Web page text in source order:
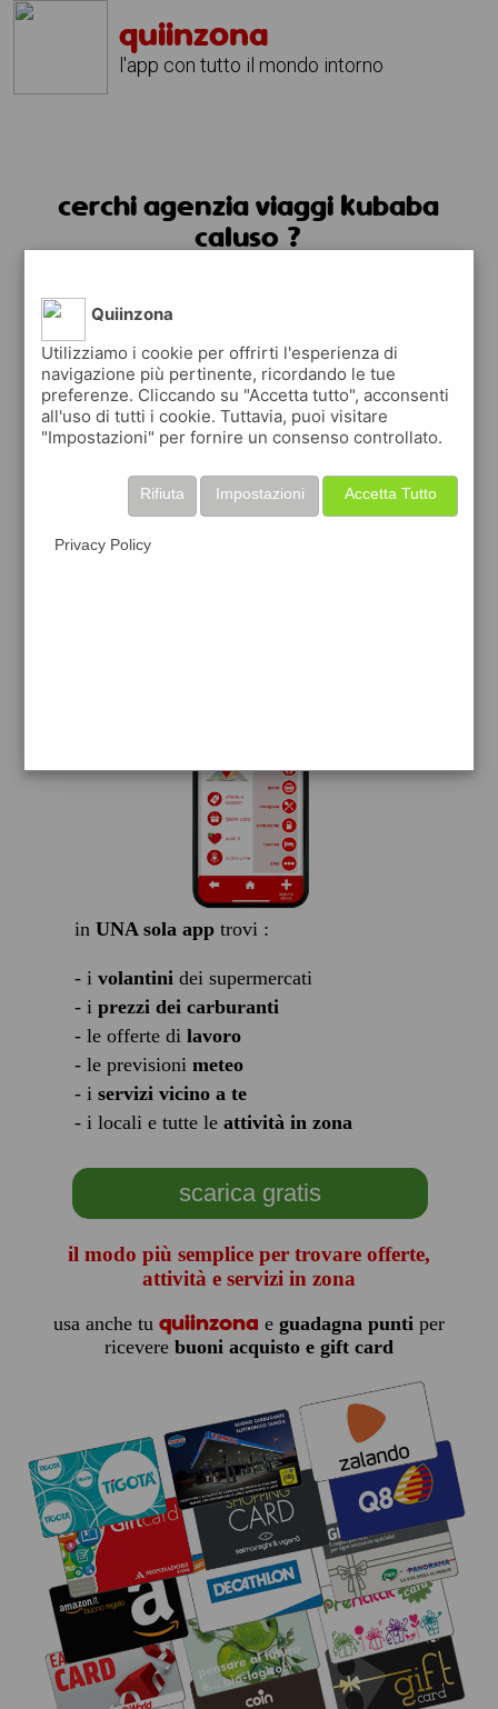
quiinzona
l'app con tutto il mondo intorno
cerchi agenzia viaggi kubaba
caluso ?
in UNA sola apptrovi :
- i volantinidei supermercati
- i prezzi dei carburanti
- le offerte di lavoro
- le previsioni meteo
- i servizi vicino a te
- i locali e tutte le attività in zona
scarica gratis
il modo più semplice per trovare offerte,
attività e servizi in zona
usa anche tu quiinzona e guadagna puntiper
ricevere buoni acquisto e gift card
Quiinzona
Utilizziamo i cookie per offrirti l'esperienza di
navigazione più pertinente, ricordando le tue
preferenze. Cliccando su "Accetta tutto", acconsenti
all'uso di tutti i cookie. Tuttavia, puoi visitare
"Impostazioni" per fornire un consenso controllato.
Accetta Tutto
Impostazioni
Rifiuta
Privacy Policy